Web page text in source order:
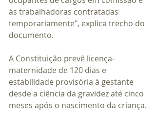
às trabalhadoras contratadas
temporariamente", explica trecho do
documento.
A Constituição prevê licença-
maternidade de 120 dias e
estabilidade provisória à gestante
desde a ciência da gravidez até cinco
meses após o nascimento da criança.